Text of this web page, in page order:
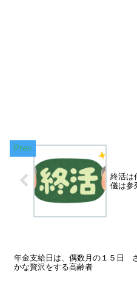
終活は
儀は参
年金支給日は、偶数月の１５日
かな贅沢をする高齢者